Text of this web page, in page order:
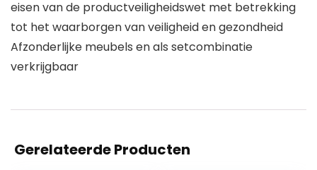
eisen van de productveiligheidswet met betrekking
tot het waarborgen van veiligheid en gezondheid
Afzonderlijke meubels en als setcombinatie
verkrijgbaar
Gerelateerde Producten